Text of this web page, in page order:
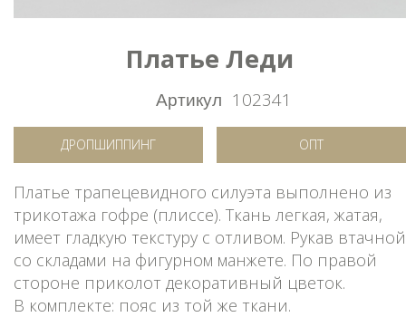
Платье Леди
Артикул 102341
ДРОПШИППИНГ ОПТ
Платье трапецевидного силуэта выполнено из
трикотажа гофре (плиссе). Ткань легкая, жатая,
имеет гладкую текстуру с отливом. Рукав втачной
со складами на фигурном манжете. По правой
стороне приколот декоративный цветок.
В комплекте: пояс из той же ткани.